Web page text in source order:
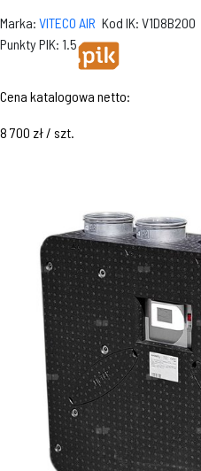
Marka: VITECO AIR Kod IK: V1D8B200
Punkty PIK: 1.5
Cena katalogowa netto:
8 700 zł / szt.